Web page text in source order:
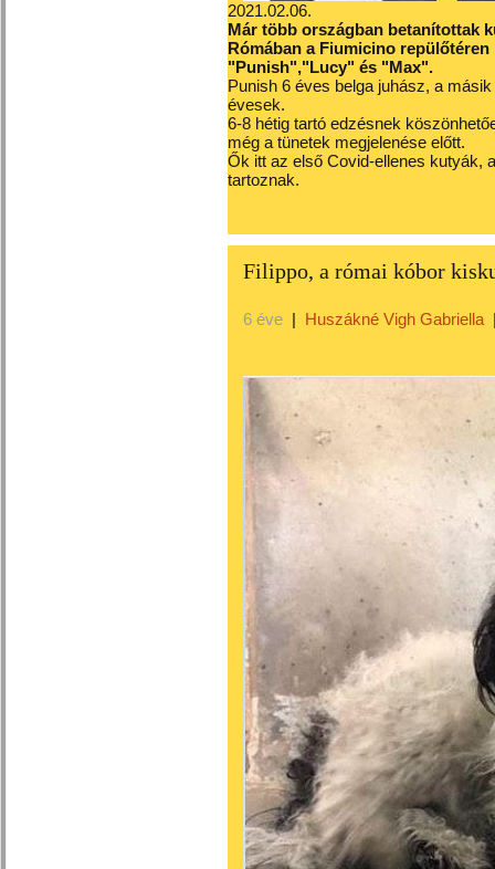
2021.02.06.
Már több országban betanítottak
Rómában a Fiumicino
"Punish","Lucy" és "Max".
Punish 6 éves belga juhász, a
évesek.
6-8 hétig tartó edzésnek
még a tünetek megjelenése előtt.
Ők itt az első Covid-ellenes kutyák,
tartoznak.
Filippo, a római kóbor
6 éve | Huszákné Vigh Gabriella